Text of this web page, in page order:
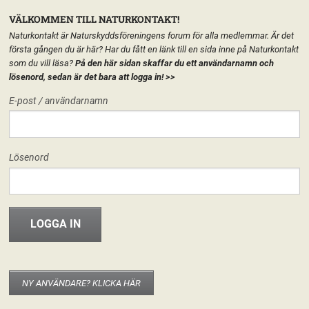
FORUM
FÖRENINGEN
SJ
VÄLKOMMEN TILL NATURKONTAKT!
Naturkontakt är Naturskyddsföreningens forum för alla medlemmar. Är det
första gången du är här? Har du fått en länk till en sida inne på Naturkontakt
som du vill läsa? På den här sidan skaffar du ett användarnamn och
lösenord, sedan är det bara att logga in!>>
E-post / användarnamn
Lösenord
NY ANVÄNDARE? KLICKA HÄR